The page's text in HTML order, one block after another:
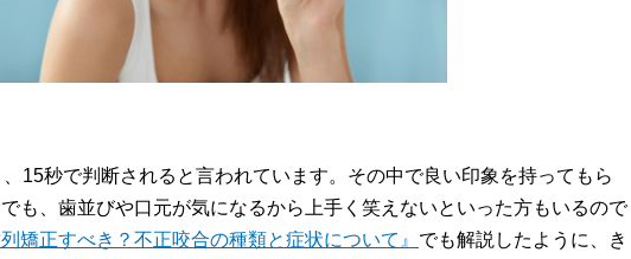
15秒で判断されると言われています。その中で良い印象を持ってもら
も、歯並びや口元が気になるから上手く笑えないといった方もいるので
列矯正すべき？不正咬合の種類と症状について』 でも解説したように、き